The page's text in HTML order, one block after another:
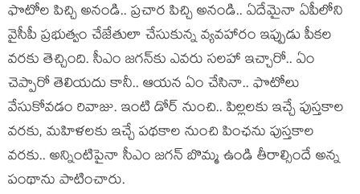
ఫొటోల పిచ్చి అనండి.. ప్ర‌చార పిచ్చి అనండి.. ఏదేమైనా ఏపీలోని
వైసీపీ ప్ర‌భుత్వం చేజేతులా చేసుకున్న వ్య‌వ‌హారం ఇప్పుడు పీక‌ల
వ‌ర‌కు తెచ్చింది. సీఎం జ‌గ‌న్‌కు ఎవ‌రు స‌ల‌హా ఇచ్చారో.. ఏం
చెప్పారో తెలియ‌దు కానీ.. ఆయ‌న ఏం చేసినా.. ఫొటోలు
వేసుకోవ‌డం రివాజు. ఇంటి డోర్ నుంచి.. పిల్ల‌ల‌కు ఇచ్చే పుస్త‌కాల
వ‌ర‌కు, మ‌హిళ‌ల‌కు ఇచ్చే ప‌థ‌కాల నుంచి పింఛ‌ను పుస్త‌కాల
వ‌ర‌కు.. అన్నింటిపైనా సీఎం జ‌గ‌న్ బొమ్మ ఉండి తీరాల్సిందే అన్న
పంథాను పాటించారు.